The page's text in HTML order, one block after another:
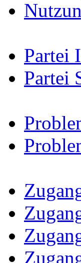
Partei
Partei